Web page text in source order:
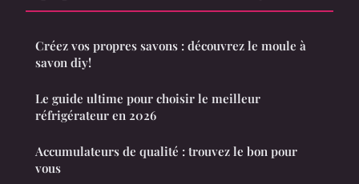
Créez vos propres savons : découvrez le moule à
savon diy!
Le guide ultime pour choisir le meilleur
réfrigérateur en 2026
Accumulateurs de qualité : trouvez le bon pour
vous